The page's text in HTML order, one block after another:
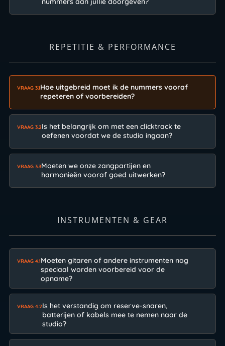
REPETITIE & PERFORMANCE
VRAAG 3.1Hoe uitgebreid moet ik de nummers vooraf
repeteren of voorbereiden?
VRAAG 3.2Is het belangrijk om met een clicktrack te
oefenen voordat we de studio ingaan?
VRAAG 3.3Moeten we onze zangpartijen en
harmonieën vooraf goed uitwerken?
INSTRUMENTEN & GEAR
VRAAG 4.1Moeten gitaren of andere instrumenten nog
speciaal worden voorbereid voor de
opname?
VRAAG 4.2Is het verstandig om reserve-snaren,
batterijen of kabels mee te nemen naar de
studio?